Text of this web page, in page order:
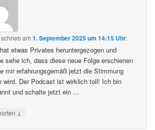
schriebam1. September 2025 um 14:15 Uhr:
etwas Privates heruntergezogen und
sehe ich, dass diese neue Folge erschienen
mir erfahrungsgemäß jetzt die Stimmung
wird. Der Podcast ist wirklich toll! Ich bin
und schalte jetzt ein …
↓